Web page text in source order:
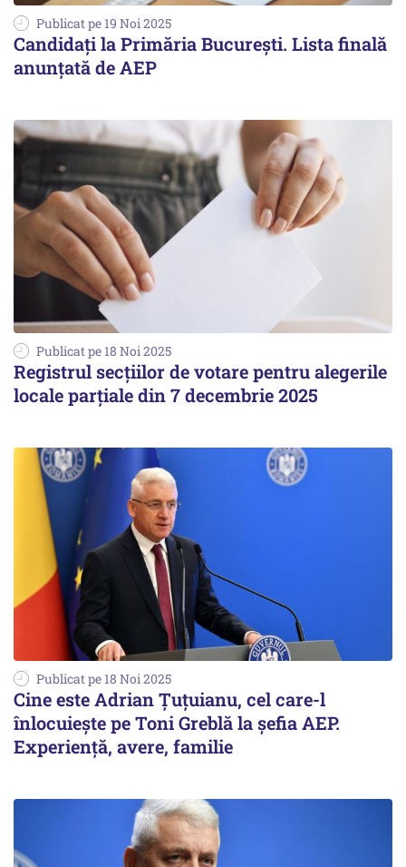
Publicat pe 19 Noi 2025
Candidați la Primăria București. Lista finală
anunțată de AEP
Publicat pe 18 Noi 2025
Registrul secțiilor de votare pentru alegerile
locale parțiale din 7 decembrie 2025
Publicat pe 18 Noi 2025
Cine este Adrian Țuțuianu, cel care-l
înlocuiește pe Toni Greblă la șefia AEP.
Experiență, avere, familie